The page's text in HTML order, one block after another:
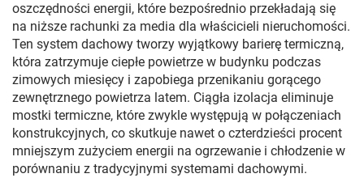
oszczędności energii, które bezpośrednio przekładają się
na niższe rachunki za media dla właścicieli nieruchomości.
Ten system dachowy tworzy wyjątkowy barierę termiczną,
która zatrzymuje ciepłe powietrze w budynku podczas
zimowych miesięcy i zapobiega przenikaniu gorącego
zewnętrznego powietrza latem. Ciągła izolacja eliminuje
mostki termiczne, które zwykle występują w połączeniach
konstrukcyjnych, co skutkuje nawet o czterdzieści procent
mniejszym zużyciem energii na ogrzewanie i chłodzenie w
porównaniu z tradycyjnymi systemami dachowymi.